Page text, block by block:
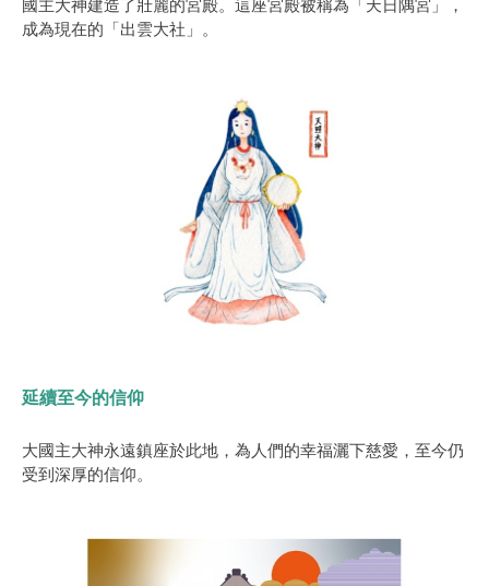
國主大神建造了壯麗的宮殿。這座宮殿被稱為「天日隅宮」，
成為現在的「出雲大社」。
延續至今的信仰
大國主大神永遠鎮座於此地，為人們的幸福灑下慈愛，至今仍
受到深厚的信仰。